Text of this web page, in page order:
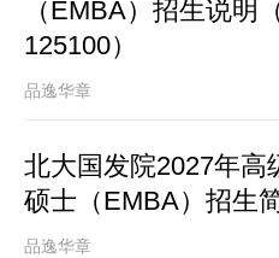
（EMBA）招生说明
125100）
品逸华章
北大国发院2027年高
硕士（EMBA）招生
品逸华章